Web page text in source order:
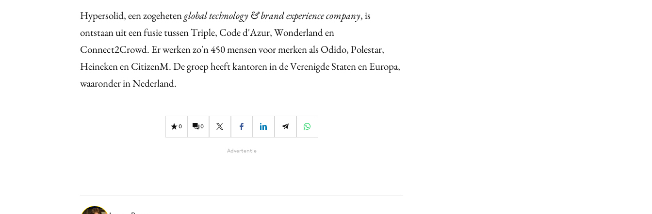
Hypersolid, een zogehetenglobal technology & brand experience company, is
ontstaan uit een fusie tussen Triple, Code d'Azur, Wonderland en
Connect2Crowd. Er werken zo'n 450 mensen voor merken als Odido, Polestar,
Heineken en CitizenM. De groep heeft kantoren in de Verenigde Staten en Europa,
waaronder in Nederland.
0 0
Advertentie